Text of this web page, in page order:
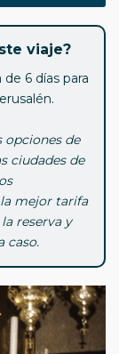
viaje?
6 días para
opciones de
ciudades de
mejor tarifa
reserva y
caso.